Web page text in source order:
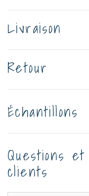
Livraison
Retour
Échantillons
Questions
clients